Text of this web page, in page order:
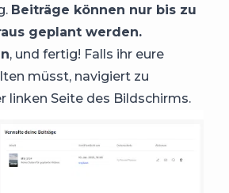
Beiträge können nur bis zu
geplant werden.
, und fertig! Falls ihr eure
müsst, navigiert zu
linken Seite des Bildschirms.